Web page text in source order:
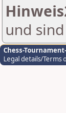
und
Chess-
Legal details/Terms